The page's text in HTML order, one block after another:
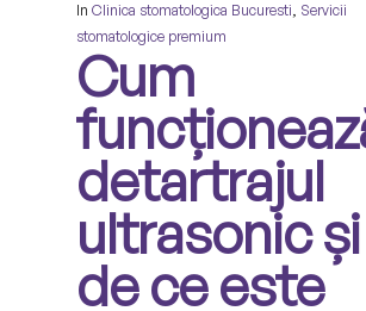
In Clinica stomatologica Bucuresti, Servicii
stomatologice premium
Cum
detartrajul
ultrasonic și
de ce este